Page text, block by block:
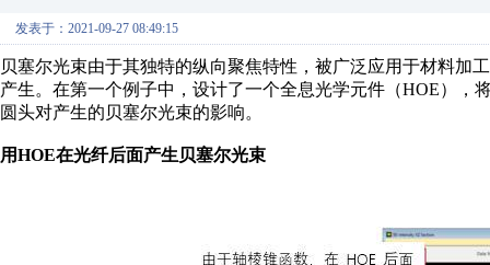
发表于：2021-09-27 08:49:15
贝塞尔光束由于其独特的纵向聚焦特性，被广泛应用于材料加
产生。在第一个例子中，设计了一个全息光学元件（HOE）
圆头对产生的贝塞尔光束的影响。
用HOE在光纤后面产生贝塞尔光束